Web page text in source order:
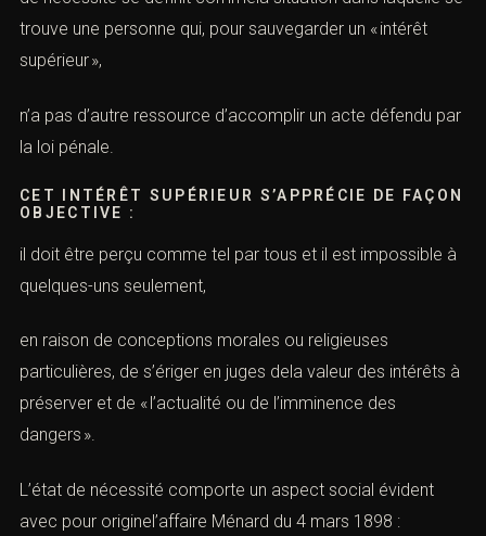
trouve une personne qui, pour sauvegarder un « intérêt
supérieur »,
n’a pas d’autre ressource d’accomplir un acte défendu par
la loi pénale.
CET INTÉRÊT SUPÉRIEUR S’APPRÉCIE DE FAÇON
OBJECTIVE :
il doit être perçu comme tel par tous et il est impossible à
quelques-uns seulement,
en raison de conceptions morales ou religieuses
particulières, de s’ériger en juges dela valeur des intérêts à
préserver et de « l’actualité ou de l’imminence des
dangers ».
L’état de nécessité comporte un aspect social évident
avec pour originel’affaire Ménard du 4 mars 1898 :